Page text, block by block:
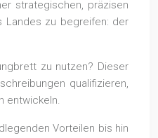
strategischen, präzisen
Landes zu begreifen: der
zu nutzen? Dieser
qualifizieren,
entwickeln.
Vorteilen bis hin